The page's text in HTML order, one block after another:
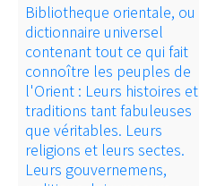
Bibliotheque orientale, ou
dictionnaire universel
contenant tout ce qui fait
connoître les peuples de
l'Orient : Leurs histoires et
traditions tant fabuleuses
que véritables. Leurs
religions et leurs sectes.
Leurs gouvernemens,